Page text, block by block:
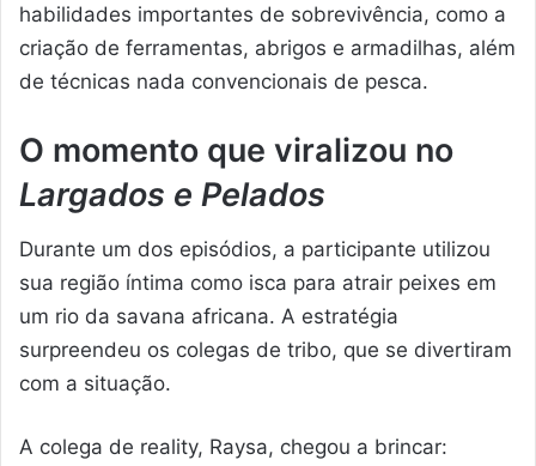
habilidades importantes de sobrevivência, como a
criação de ferramentas, abrigos e armadilhas, além
de técnicas nada convencionais de pesca.
O momento que viralizou no
Largados e Pelados
Durante um dos episódios, a participante utilizou
sua região íntima como isca para atrair peixes em
um rio da savana africana. A estratégia
surpreendeu os colegas de tribo, que se divertiram
com a situação.
A colega de reality, Raysa, chegou a brincar: